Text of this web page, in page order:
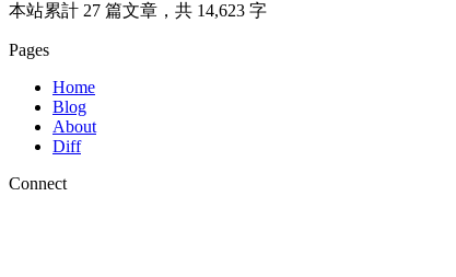
本站累計 27 篇文章，共 14,623 字
Pages
Home
Blog
About
Diff
Connect